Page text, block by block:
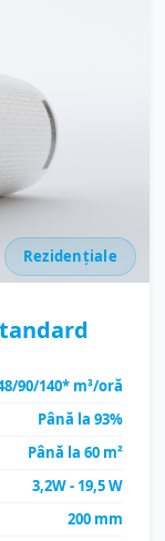
Rezidențiale
90/140* m³/oră
Până la 93%
Până la 60 m²
3,2W - 19,5 W
200 mm